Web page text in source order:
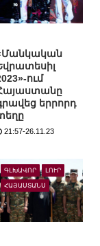
ում
երրորդ
21:57-26.11.23
ԳԼԽԱՎՈՐ ԼՈՒՐ
ՀԱՅԱՍՏԱՆՍ